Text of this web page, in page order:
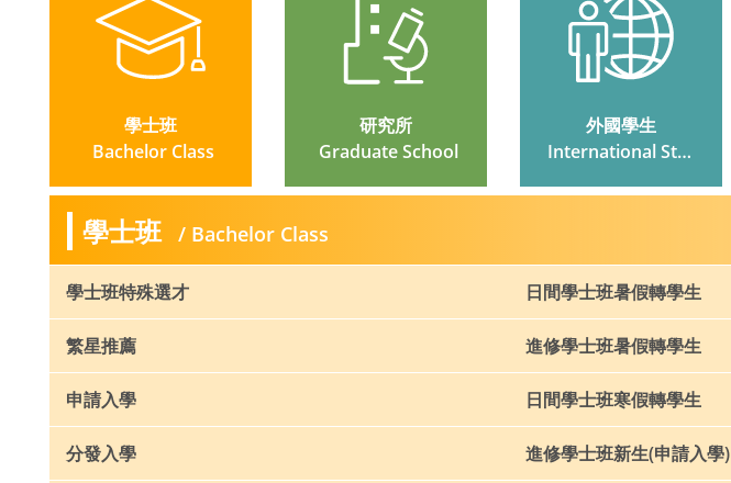
學士班
Bachelor Class
研究所
Graduate School
外國學生
International Stud
學士班 / Bachelor Class
學士班特殊選才
繁星推薦
申請入學
分發入學
日間學士班暑假轉學生
進修學士班暑假轉學生
日間學士班寒假轉學生
進修學士班新生(申請入學)